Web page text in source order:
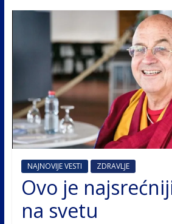
NAJNOVIJE VESTI ZDRAVLJE
Ovo je
na svetu